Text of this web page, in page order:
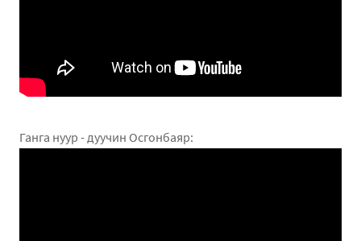
Ганга нуур - дуучин Осгонбаяр: